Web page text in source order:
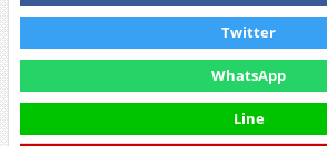
Twitter
WhatsApp
Line